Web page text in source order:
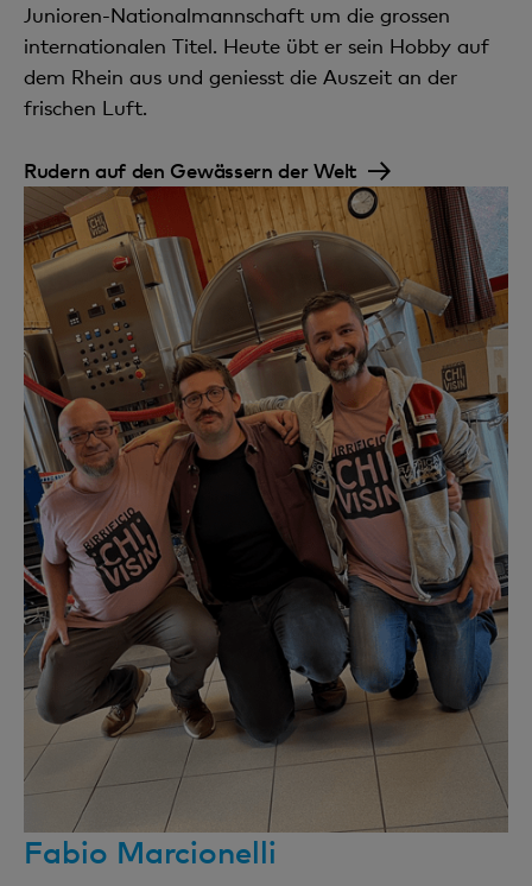
Junioren-Nationalmannschaft um die grossen
internationalen Titel. Heute übt er sein Hobby auf
dem Rhein aus und geniesst die Auszeit an der
frischen Luft.
Rudern auf den Gewässern der Welt
Fabio Marcionelli